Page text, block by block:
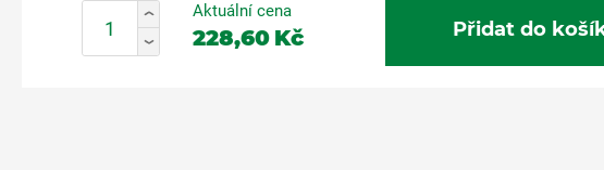
Aktuální cena
228,60 Kč Přidat do